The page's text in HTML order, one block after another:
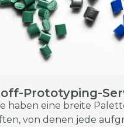
Prototyping-
haben eine breite
von denen jede